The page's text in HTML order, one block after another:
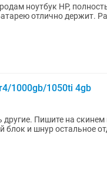
ноутбук HP,
отлично держит.
1000gb/1050ti 4gb
на скинем варианты или
блок и шнур остальное